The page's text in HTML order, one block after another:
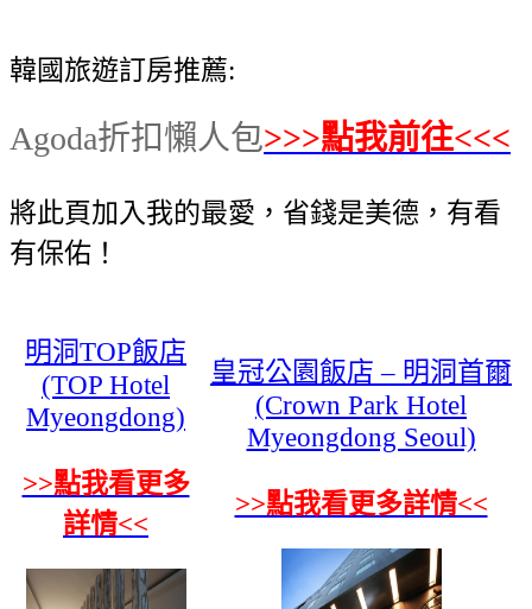
韓國旅遊訂房推薦:
Agoda折扣懶人包>>>點我前往<<<
將此頁加入我的最愛，省錢是美德，有看
有保佑！
明洞TOP飯店
(TOP Hotel
Myeongdong)
>>點我看更多
詳情<<
皇冠公園飯店 – 明洞首爾
(Crown Park Hotel
Myeongdong Seoul)
>>點我看更多詳情<<